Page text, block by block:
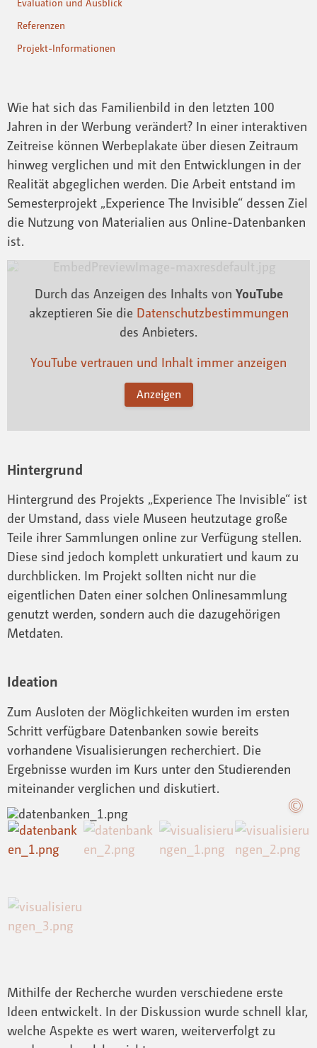
Evaluation und Ausblick
Referenzen
Projekt-Informationen
Wie hat sich das Familienbild in den letzten 100
Jahren in der Werbung verändert? In einer interaktiven
Zeitreise können Werbeplakate über diesen Zeitraum
hinweg verglichen und mit den Entwicklungen in der
Realität abgeglichen werden. Die Arbeit entstand im
Semesterprojekt „Experience The Invisible“ dessen Ziel
die Nutzung von Materialien aus Online-Datenbanken
ist.
Durch das Anzeigen des Inhalts von YouTube
akzeptieren Sie die Datenschutzbestimmungen
des Anbieters.
YouTube vertrauen und Inhalt immer anzeigen
Anzeigen
Hintergrund
Hintergrund des Projekts „Experience The Invisible“ ist
der Umstand, dass viele Museen heutzutage große
Teile ihrer Sammlungen online zur Verfügung stellen.
Diese sind jedoch komplett unkuratiert und kaum zu
durchblicken. Im Projekt sollten nicht nur die
eigentlichen Daten einer solchen Onlinesammlung
genutzt werden, sondern auch die dazugehörigen
Metdaten.
Ideation
Zum Ausloten der Möglichkeiten wurden im ersten
Schritt verfügbare Datenbanken sowie bereits
vorhandene Visualisierungen recherchiert. Die
Ergebnisse wurden im Kurs unter den Studierenden
miteinander verglichen und diskutiert.
Mithilfe der Recherche wurden verschiedene erste
Ideen entwickelt. In der Diskussion wurde schnell klar,
welche Aspekte es wert waren, weiterverfolgt zu